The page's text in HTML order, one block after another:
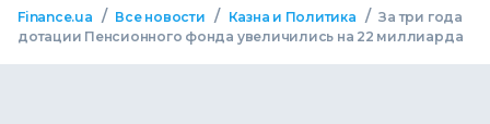
Finance.ua / Все новости / Казна и Политика / За три года
дотации Пенсионного фонда увеличились на 22 миллиарда